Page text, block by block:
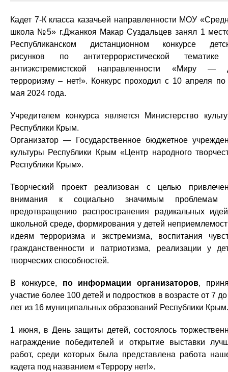
Кадет 7-К класса казачьей направленности МОУ
школа №5» г.Джанкоя Макар Суздальцев занял 1
Республиканском дистанционном конкурсе
рисунков по антитеррористической
антиэкстремистской направленности «Миру —
терроризму – нет!». Конкурс проходил с 10 апреля по
мая 2024 года.
Учредителем конкурса является Министерство
Республики Крым.
Организатор — Государственное бюджетное
культуры Республики Крым «Центр народного
Республики Крым».
Творческий проект реализован с целью
внимания к социально значимым проблемам
предотвращению распространения радикальных
школьной среде, формирования у детей
идеям терроризма и экстремизма, воспитания
гражданственности и патриотизма, реализации у
творческих способностей.
В конкурсе, по информации организаторов,
участие более 100 детей и подростков в возрасте от 7
лет из 16 муниципальных образований Республики Крым.
1 июня, в День защиты детей, состоялось
награждение победителей и открытие выставки
работ, среди которых была представлена работа
кадета под названием «Террору нет!».